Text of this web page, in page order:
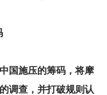
国施压的筹码，将摩
调查，并打破规则认